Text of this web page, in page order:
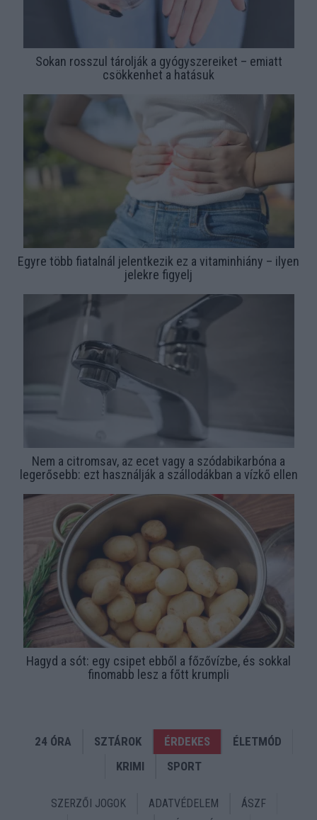
Sokan rosszul tárolják a gyógyszereiket – emiatt
csökkenhet a hatásuk
Egyre több fiatalnál jelentkezik ez a vitaminhiány – ilyen
jelekre figyelj
Nem a citromsav, az ecet vagy a szódabikarbóna a
legerősebb: ezt használják a szállodákban a vízkő ellen
Hagyd a sót: egy csipet ebből a főzővízbe, és sokkal
finomabb lesz a főtt krumpli
24 ÓRA SZTÁROK ÉRDEKES
ÉLETMÓD
KRIMI
SPORT
SZERZŐI JOGOK ADATVÉDELEM
ÁSZF